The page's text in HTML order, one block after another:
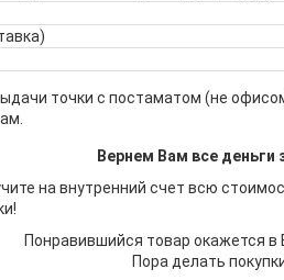
точки с постаматом (не
Вернем Вам все деньги
на внутренний счет всю
Понравившийся товар окажется в
Пора делать